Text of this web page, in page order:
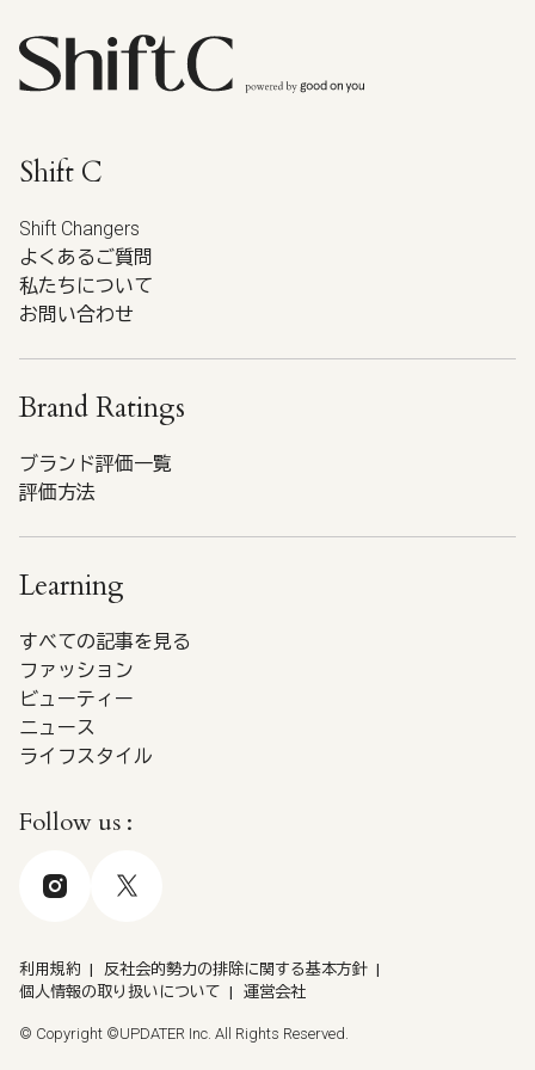
Shift C
Shift Changers
よくあるご質問
私たちについて
お問い合わせ
Brand Ratings
ブランド評価一覧
評価方法
Learning
すべての記事を見る
ファッション
ビューティー
ニュース
ライフスタイル
Follow us :
利用規約
反社会的勢力の排除に関する基本方針
個人情報の取り扱いについて
運営会社
© Copyright ©UPDATER Inc. All Rights Reserved.